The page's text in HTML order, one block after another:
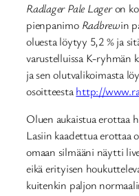
Radlager Pale Lageron
pienpanimo Radbrewin
oluesta löytyy 5,2 % ja
varustelluissa K-ryhmän
ja sen olutvalikoimasta
osoitteestahttp://
Oluen aukaistua erottaa
Lasiin kaadettua erottaa
omaan silmääni näytti
eikä erityisen
kuitenkin paljon